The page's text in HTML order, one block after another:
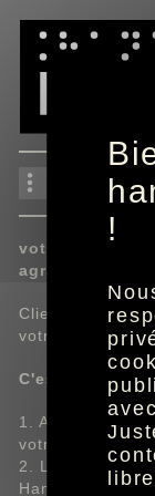
votre facture
agrandis
Client L'eau
votre facture au
C'est simple et
1. Appelez
votre facture en
2. L'eau
HandiCaPZéro.
!